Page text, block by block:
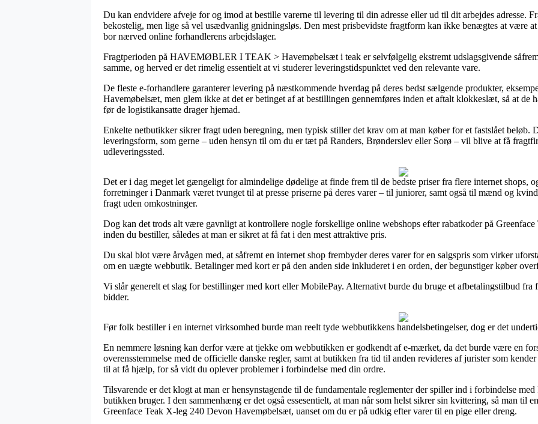
Du kan endvidere afveje for og imod at bestille varerne til levering til din adresse eller ud til dit arbejdes adresse.
bekostelig, men lige så vel usædvanlig gnidningsløs. Den mest prisbevidste fragtform kan ikke benægtes at være at
bor nærved online forhandlerens arbejdslager.
Fragtperioden på HAVEMØBLER I TEAK > Havemøbelsæt i teak er selvfølgelig ekstremt udslagsgivende
samme, og herved er det rimelig essentielt at vi studerer leveringstidspunktet ved den relevante vare.
De fleste e-forhandlere garanterer levering på næstkommende hverdag på deres bedst sælgende produkter,
Havemøbelsæt, men glem ikke at det er betinget af at bestillingen gennemføres inden et aftalt klokkeslæt, så at de
før de logistikansatte drager hjemad.
Enkelte netbutikker sikrer fragt uden beregning, men typisk stiller det krav om at man køber for et fastslået beløb.
leveringsform, som gerne – uden hensyn til om du er tæt på Randers, Brønderslev eller Sorø – vil blive at få
udleveringssted.
Det er i dag meget let gængeligt for almindelige dødelige at finde frem til de bedste priser fra flere internet shops,
forretninger i Danmark været tvunget til at presse priserne på deres varer – til juniorer, samt også til mænd og
fragt uden omkostninger.
Dog kan det trods alt være gavnligt at kontrollere nogle forskellige online webshops efter rabatkoder på
inden du bestiller, således at man er sikret at få fat i den mest attraktive pris.
Du skal blot være årvågen med, at såfremt en internet shop frembyder deres varer for en salgspris som virker
om en uægte webbutik. Betalinger med kort er på den anden side inkluderet i en orden, der begunstiger køber
Vi slår generelt et slag for bestillinger med kort eller MobilePay. Alternativt burde du bruge et afbetalingstilbud
bidder.
Før folk bestiller i en internet virksomhed burde man reelt tyde webbutikkens handelsbetingelser, dog er det
En nemmere løsning kan derfor være at tjekke om webbutikken er godkendt af e-mærket, da det burde være en
overensstemmelse med de officielle danske regler, samt at butikken fra tid til anden revideres af jurister som
til at få hjælp, for så vidt du oplever problemer i forbindelse med din ordre.
Tilsvarende er det klogt at man er hensynstagende til de fundamentale reglementer der spiller ind i forbindelse
butikken bruger. I den sammenhæng er det også essesentielt, at man når som helst sikrer sin kvittering, så man til
Greenface Teak X-leg 240 Devon Havemøbelsæt, uanset om du er på udkig efter varer til en pige eller dreng.